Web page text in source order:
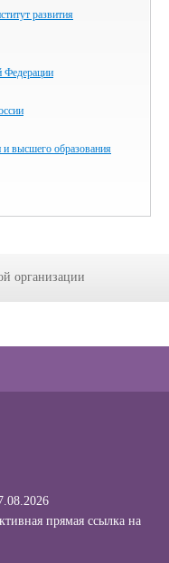
развития
Федерации
высшего образования
организации
прямая ссылка на